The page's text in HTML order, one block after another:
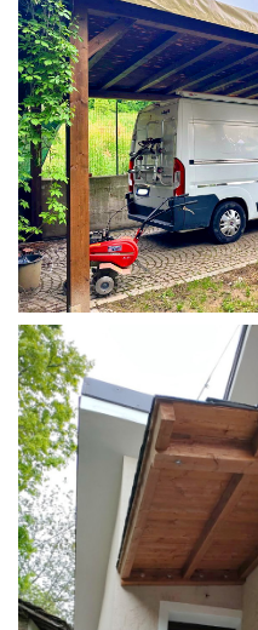
COPERTURA CAMPER